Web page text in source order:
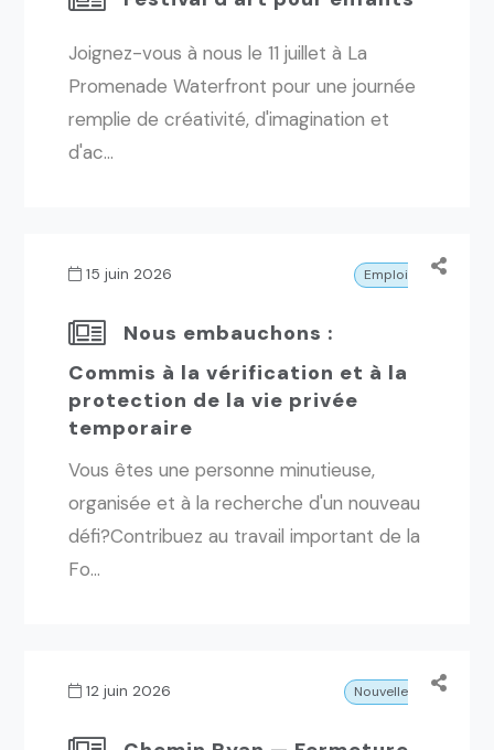
Joignez-vous à nous le 11 juillet à La
Promenade Waterfront pour une journée
remplie de créativité, d'imagination et
d'ac...
15 juin 2026 Emplois
Nous embauchons :
Commis à la vérification et à la
protection de la vie privée
temporaire
Vous êtes une personne minutieuse,
organisée et à la recherche d'un nouveau
défi?Contribuez au travail important de la
Fo...
12 juin 2026 Nouvelles